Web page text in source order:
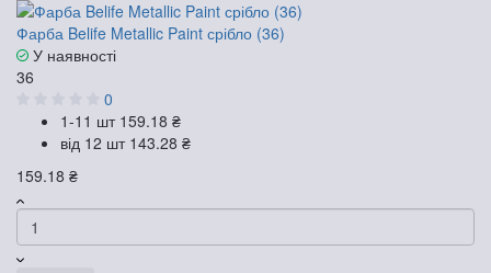
Фарба Belife Metallic Paint срібло (36)
У наявності
36
0
1-11 шт 159.18 ₴
від 12 шт 143.28 ₴
159.18 ₴